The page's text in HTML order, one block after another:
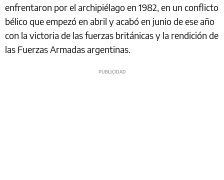
enfrentaron por el archipiélago en 1982, en un conflicto
bélico que empezó en abril y acabó en junio de ese año
con la victoria de las fuerzas británicas y la rendición de
las Fuerzas Armadas argentinas.